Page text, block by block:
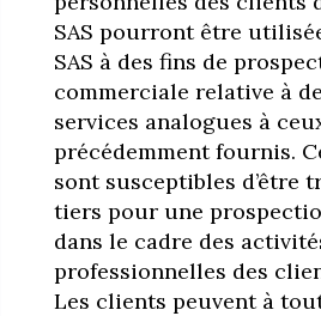
SAS pourront être
SAS à des fins de
commerciale relative à
services analogues à
précédemment fournis.
sont susceptibles d’être
tiers pour une
dans le cadre des
professionnelles des
Les clients peuvent à